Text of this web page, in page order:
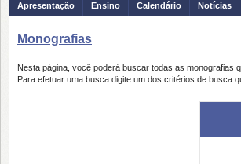
Apresentação Ensino Calendário Notícias
Monografias
Nesta página, você poderá buscar todas as monografias
Para efetuar uma busca digite um dos critérios de busca